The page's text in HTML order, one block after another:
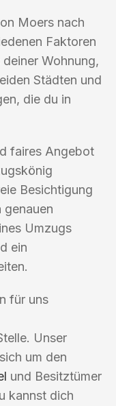
Moers nach
Faktoren
Wohnung,
Städten und
die du in
faires Angebot
Besichtigung
genauen
Umzugs
ein
für uns
Unser
um den
und Besitztümer
kannst dich